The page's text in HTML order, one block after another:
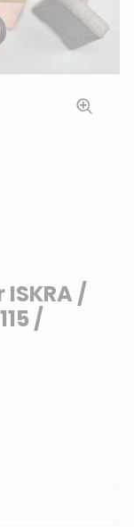
/
/